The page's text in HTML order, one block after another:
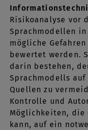
Risikoanalyse vor
Sprachmodellen
mögliche
bewertet werden.
darin bestehen,
Sprachmodells
Quellen zu
Kontrolle und
Möglichkeiten, die
kann, auf ein